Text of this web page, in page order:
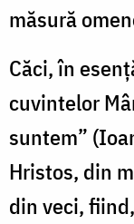
măsură
Căci, în
cuvintelor
suntem”
Hristos, din
din veci,